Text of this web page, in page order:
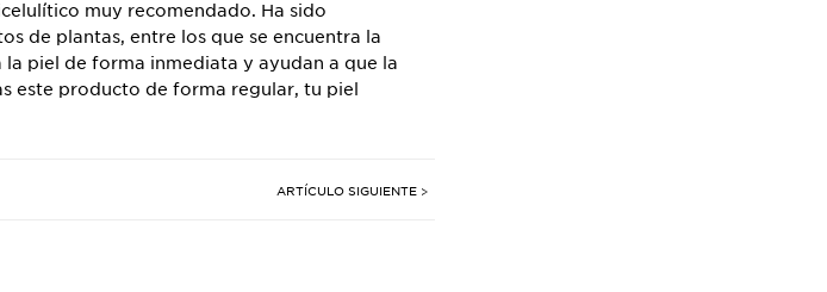
muy recomendado. Ha sido
de plantas, entre los que se encuentra la
piel de forma inmediata y ayudan a que la
este producto de forma regular, tu piel
ARTÍCULO SIGUIENTE >